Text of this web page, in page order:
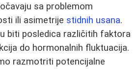
sa problemom
ili asimetrije stidnih usana.
biti posledica različitih faktora
do hormonalnih fluktuacija.
razmotriti potencijalne